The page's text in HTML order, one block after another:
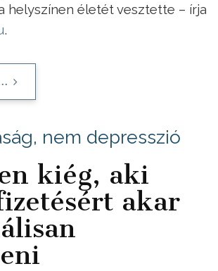
helyszínen életét vesztette – írja
.
nem depresszió
kiég, aki
akar